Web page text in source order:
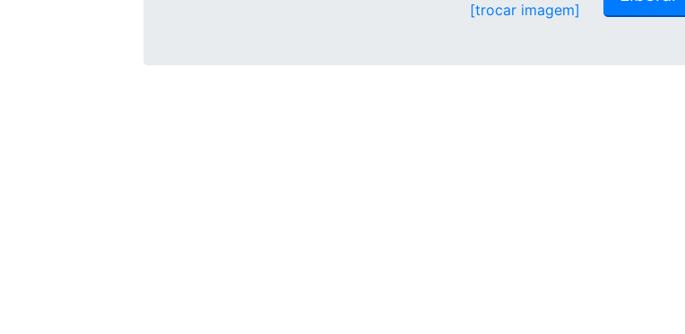
[trocar imagem]